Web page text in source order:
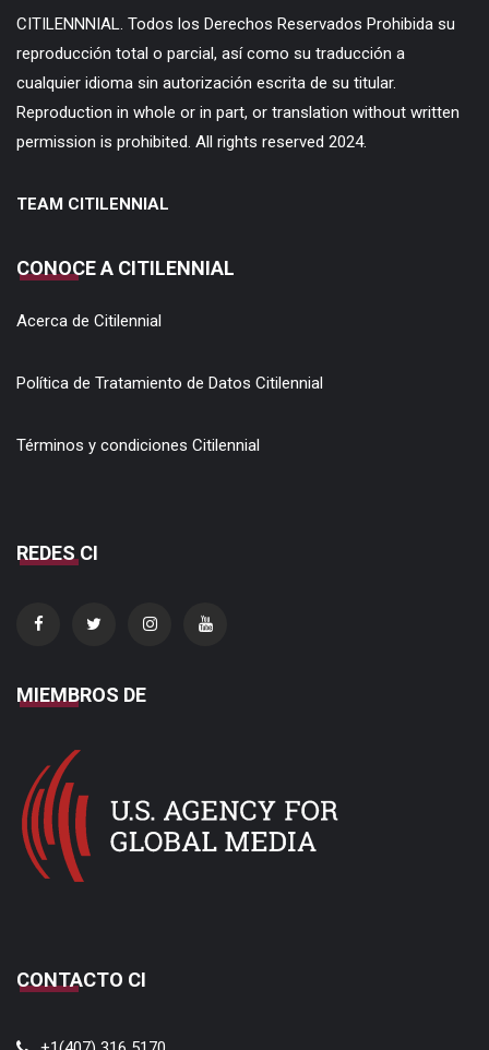
CITILENNNIAL. Todos los Derechos Reservados Prohibida su
reproducción total o parcial, así como su traducción a
cualquier idioma sin autorización escrita de su titular.
Reproduction in whole or in part, or translation without written
permission is prohibited. All rights reserved 2024.
TEAM CITILENNIAL
CONOCE A CITILENNIAL
Acerca de Citilennial
Política de Tratamiento de Datos Citilennial
Términos y condiciones Citilennial
REDES CI
MIEMBROS DE
CONTACTO CI